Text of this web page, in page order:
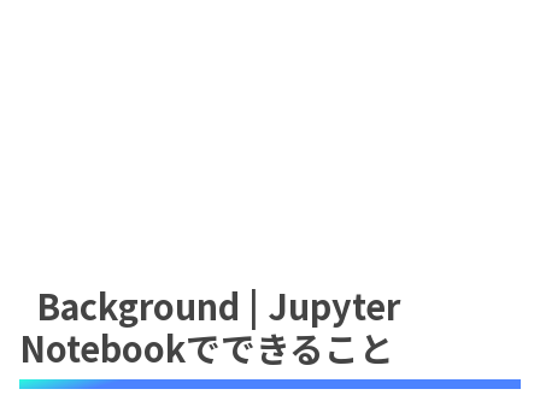
Background | Jupyter
Notebookでできること